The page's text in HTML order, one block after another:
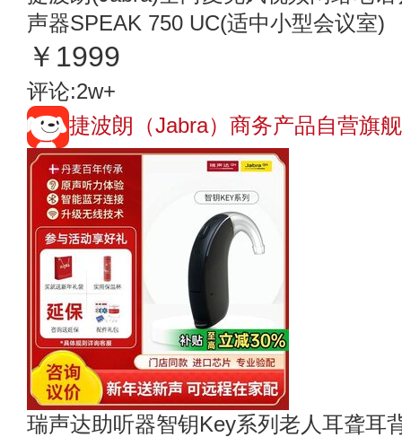
声器SPEAK 750 UC(适中小型会议室)
￥1999
评论:2w+
捷波朗（Jabra）商务产品自营旗
瑞声达助听器智钥Key系列老人耳聋耳